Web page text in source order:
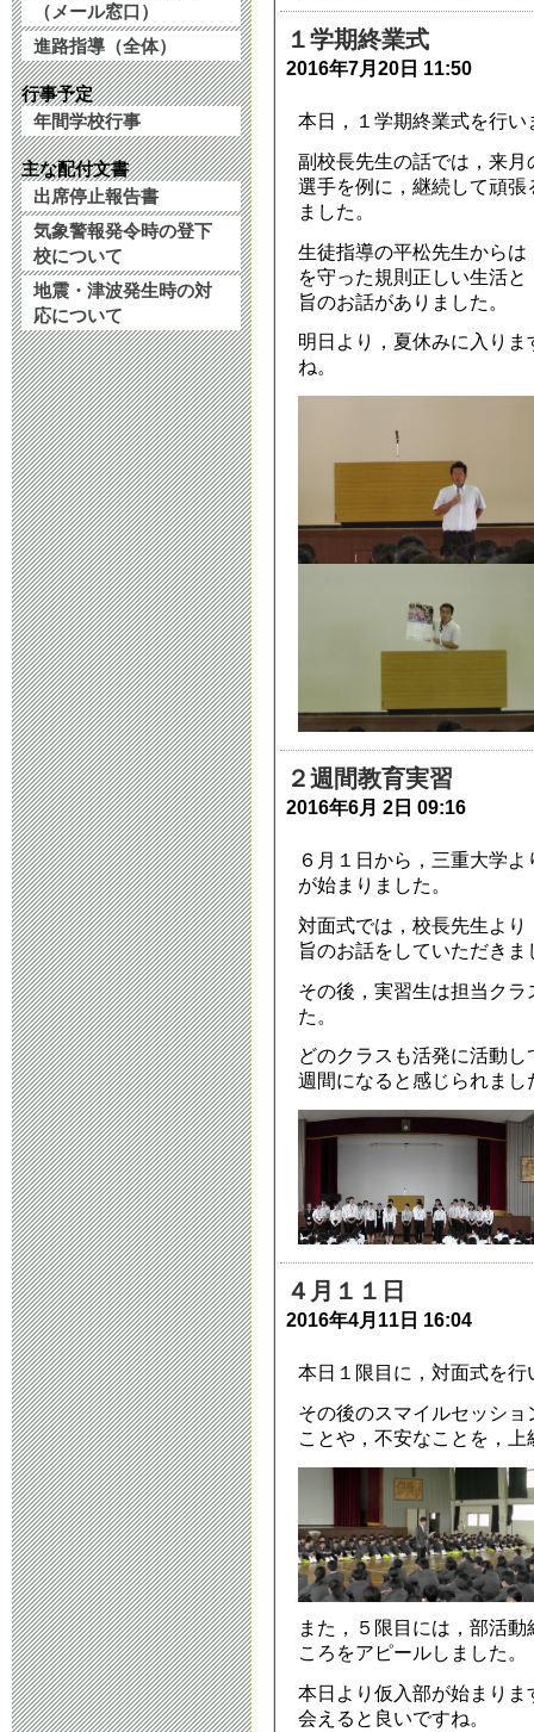
（メール窓口）
進路指導（全体）
行事予定
年間学校行事
主な配付文書
出席停止報告書
気象警報発令時の登下
校について
地震・津波発生時の対
応について
向け（大学生
2025年9月 5日
クリーン大作
2025年5月31日
修学旅行 3
2025年5月16日
令和７年度 生
2024年10月22日
令和６年附属
いて
2024年9月10日
タブレット端
１学期終業式
2016年7月20日 11:50
本日，１学期終業式を行い
副校長先生の話では，来
選手を例に，継続して頑
ました。
生徒指導の平松先生から
を守った規則正しい生活
旨のお話がありました。
明日より，夏休みに入り
ね。
２週間教育実習
2016年6月 2日 09:16
６月１日から，三重大学
が始まりました。
対面式では，校長先生よ
旨のお話をしていただきま
その後，実習生は担当ク
た。
どのクラスも活発に活動
週間になると感じられまし
４月１１日
2016年4月11日 16:04
本日１限目に，対面式を行
その後のスマイルセッシ
ことや，不安なことを，
また，５限目には，部活
ころをアピールしました。
本日より仮入部が始まり
会えると良いですね。